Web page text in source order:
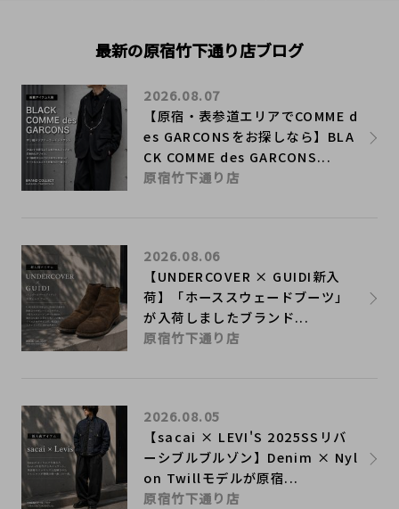
最新の原宿竹下通り店ブログ
【原宿・表参道エリアでCOMME d
es GARCONSをお探しなら】BLA
CK COMME des GARCONS...
2026.08.07
原宿竹下通り店
【UNDERCOVER × GUIDI新入
荷】「ホーススウェードブーツ」
が入荷しましたブランド...
2026.08.06
原宿竹下通り店
【sacai × LEVI'S 2025SSリバ
ーシブルブルゾン】Denim × Nyl
on Twillモデルが原宿...
2026.08.05
原宿竹下通り店